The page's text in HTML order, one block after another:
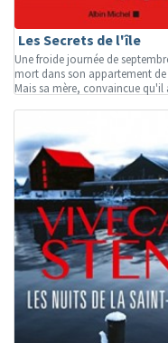
Les Secrets de l'île
Une froide journée de
mort dans son appartement
Mais sa mère, convaincue qu'il